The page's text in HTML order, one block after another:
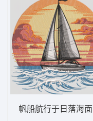
帆船航行于日落海